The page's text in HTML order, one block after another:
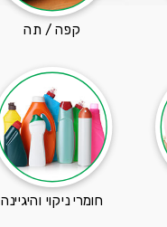
קפה / תה
חומרי ניקוי והיגיינה